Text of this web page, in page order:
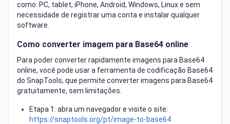
como: PC, tablet, iPhone, Android, Windows, Linux e sem
necessidade de registrar uma conta e instalar qualquer
software.
Como converter imagem para Base64 online
Para poder converter rapidamente imagens para Base64
online, você pode usar a ferramenta de codificação Base64
do SnapTools, que permite converter imagens para Base64
gratuitamente, sem limitações.
Etapa 1: abra um navegador e visite o site:
https://snaptools.org/pt/image-to-base64